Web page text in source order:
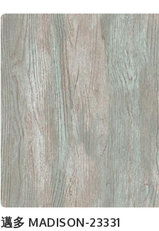
邁多 MADISON-23331